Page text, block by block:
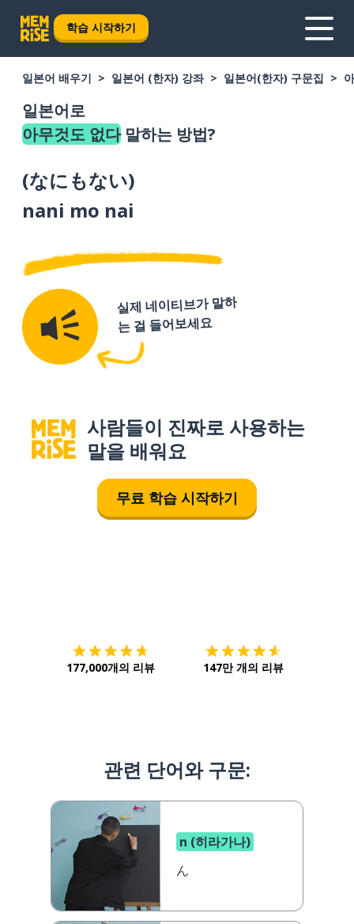
학습 시작하기
일본어 배우기 일본어 (한자) 강좌 일본어(한자) 구문집
일본어로
아무것도 없다말하는 방법?
(なにもない)
nani mo nai
실제 네이티브가 말하
는 걸 들어보세요
사람들이 진짜로 사용하는
말을 배워요
무료 학습 시작하기
177,000개의 리뷰 147만 개의 리뷰
관련 단어와 구문:
n (히라가나)
ん